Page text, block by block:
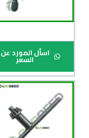
اسأل المورد عن
السعر